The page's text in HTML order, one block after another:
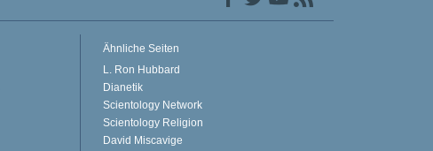
Ähnliche Seiten
L. Ron Hubbard
Dianetik
Scientology Network
Scientology Religion
David Miscavige